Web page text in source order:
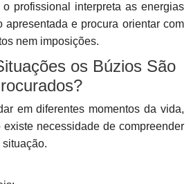
profissional interpreta as energias
apresentada e procura orientar com
nem imposições.
os Búzios São
em diferentes momentos da vida,
necessidade de compreender